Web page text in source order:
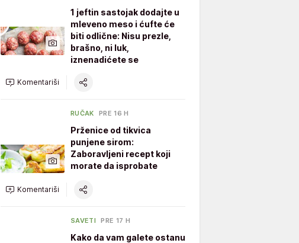
1 jeftin sastojak dodajte u
mleveno meso i ćufte će
biti odlične: Nisu prezle,
brašno, ni luk,
iznenadićete se
Komentariši
RUČAK PRE 16 H
Prženice od tikvica
punjene sirom:
Zaboravljeni recept koji
morate da isprobate
Komentariši
SAVETI PRE 17 H
Kako da vam galete ostanu